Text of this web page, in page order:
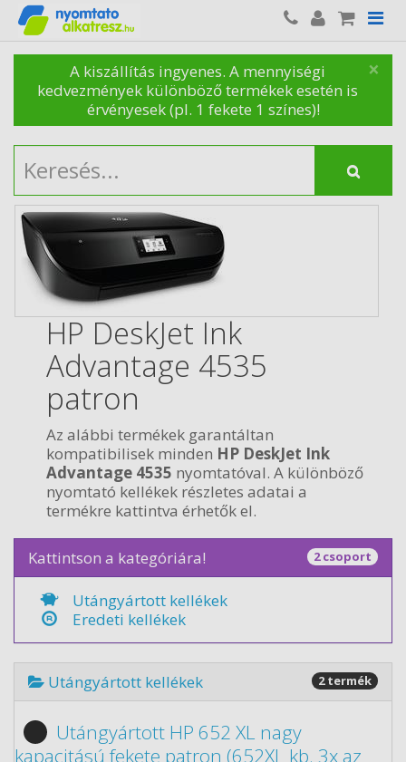
×
A kiszállítás ingyenes. A mennyiségi
kedvezmények különböző termékek esetén is
érvényesek (pl. 1 fekete 1 színes)!
HP DeskJet Ink
Advantage 4535
patron
Az alábbi termékek garantáltan
kompatibilisek minden HP DeskJet Ink
Advantage 4535 nyomtatóval. A különböző
nyomtató kellékek részletes adatai a
termékre kattintva érhetők el.
Kattintson a kategóriára! 2 csoport
Utángyártott kellékek
Eredeti kellékek
Utángyártott kellékek 2 termék
Utángyártott HP 652 XL nagy
kapacitású fekete patron (652XL kb. 3x az